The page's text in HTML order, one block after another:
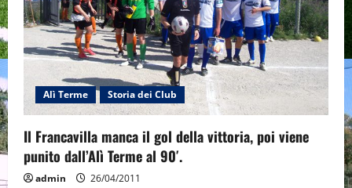
Alì Terme Storia dei Club
Il Francavilla manca il gol della vittoria, poi viene
punito dall’Alì Terme al 90′.
admin 26/04/2011